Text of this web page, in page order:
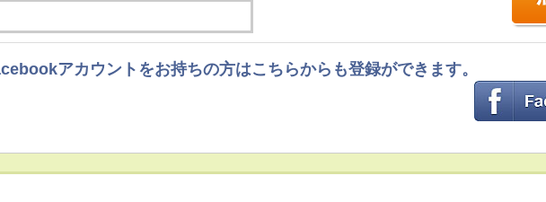
アカウントをお持ちの方はこちらからも登録ができます。